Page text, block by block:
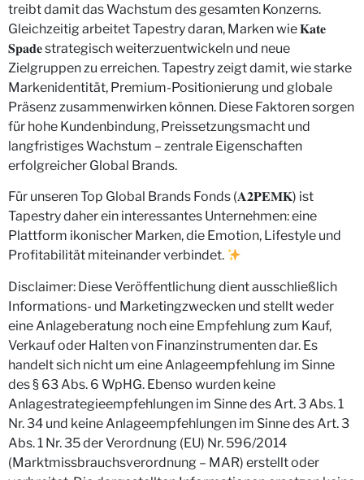
treibt damit das Wachstum des gesamten Konzerns.
Gleichzeitig arbeitet Tapestry daran, Marken wie 𝐊𝐚𝐭𝐞
𝐒𝐩𝐚𝐝𝐞 strategisch weiterzuentwickeln und neue
Zielgruppen zu erreichen. Tapestry zeigt damit, wie starke
Markenidentität, Premium-Positionierung und globale
Präsenz zusammenwirken können. Diese Faktoren sorgen
für hohe Kundenbindung, Preissetzungsmacht und
langfristiges Wachstum – zentrale Eigenschaften
erfolgreicher Global Brands.
Für unseren Top Global Brands Fonds (𝐀𝟐𝐏𝐄𝐌𝐊) ist
Tapestry daher ein interessantes Unternehmen: eine
Plattform ikonischer Marken, die Emotion, Lifestyle und
Profitabilität miteinander verbindet.
Disclaimer: Diese Veröffentlichung dient ausschließlich
Informations- und Marketingzwecken und stellt weder
eine Anlageberatung noch eine Empfehlung zum Kauf,
Verkauf oder Halten von Finanzinstrumenten dar. Es
handelt sich nicht um eine Anlageempfehlung im Sinne
des § 63 Abs. 6 WpHG. Ebenso wurden keine
Anlagestrategieempfehlungen im Sinne des Art. 3 Abs. 1
Nr. 34 und keine Anlageempfehlungen im Sinne des Art. 3
Abs. 1 Nr. 35 der Verordnung (EU) Nr. 596/2014
(Marktmissbrauchsverordnung – MAR) erstellt oder